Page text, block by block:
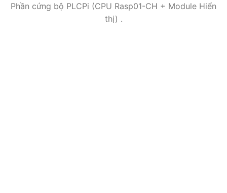
Phần cứng bộ PLCPi (CPU Rasp01-CH + Module Hiển
thị) .